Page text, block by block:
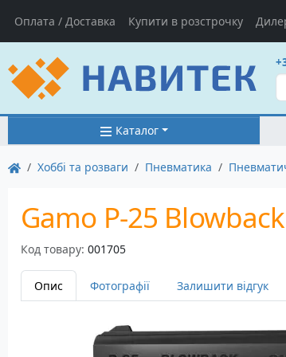
Оплата / Доставка Купити в розстрочку
Каталог
Хоббі та розваги Пневматика
Gamo P-25 Blowback
Код товару: 001705
Опис Фотографії Залишити відгук